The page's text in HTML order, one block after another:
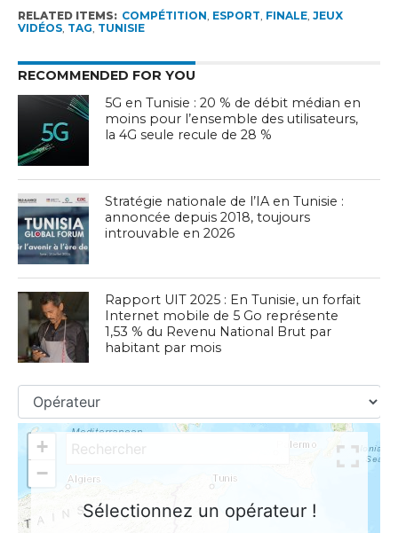
RELATED ITEMS: COMPÉTITION ESPORT FINALE, JEUX
VIDÉOS, TAG TUNISIE
RECOMMENDED FOR YOU
5G en Tunisie : 20 % de débit médian en
moins pour l’ensemble des utilisateurs,
la 4G seule recule de 28 %
Stratégie nationale de l’IA en Tunisie :
annoncée depuis 2018, toujours
introuvable en 2026
Rapport UIT 2025 : En Tunisie, un forfait
Internet mobile de 5 Go représente
1,53 % du Revenu National Brut par
habitant par mois